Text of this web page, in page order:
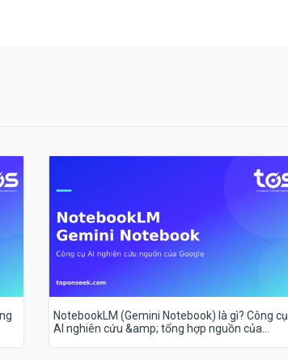
NotebookLM (Gemini Notebook) là gì? Công cụ
AI nghiên cứu &amp; tổng hợp nguồn của